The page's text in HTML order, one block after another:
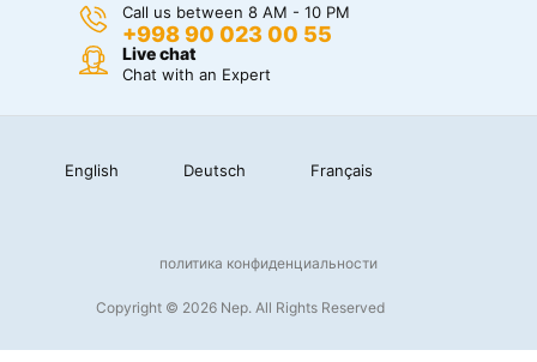
Call us between 8 AM - 10 PM
+998 90 023 00 55
Live chat
Chat with an Expert
English Deutsch Français
Copyright © 2026 Nep. All Rights Reserved
политика конфиденциальности